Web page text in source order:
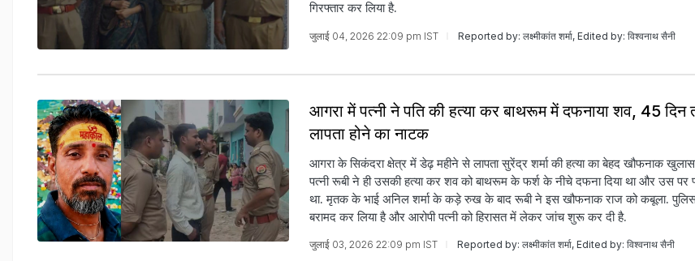
गिरफ्तार कर लिया है.
जुलाई 04, 2026 22:09 pm IST Reported by: लक्ष्मीकांत शर्मा, Edited by: विश्वनाथ सैनी
आगरा में पत्नी ने पति की हत्या कर बाथरूम में दफनाया शव, 45 दिन
लापता होने का नाटक
आगरा के सिकंदरा क्षेत्र में डेढ़ महीने से लापता सुरेंद्र शर्मा की हत्या का बेहद खौफनाक
पत्नी रूबी ने ही उसकी हत्या कर शव को बाथरूम के फर्श के नीचे दफना दिया था और उस पर
था. मृतक के भाई अनिल शर्मा के कड़े रुख के बाद रूबी ने इस खौफनाक राज को कबूला.
बरामद कर लिया है और आरोपी पत्नी को हिरासत में लेकर जांच शुरू कर दी है.
जुलाई 03, 2026 22:09 pm IST Reported by: लक्ष्मीकांत शर्मा, Edited by: विश्वनाथ सैनी